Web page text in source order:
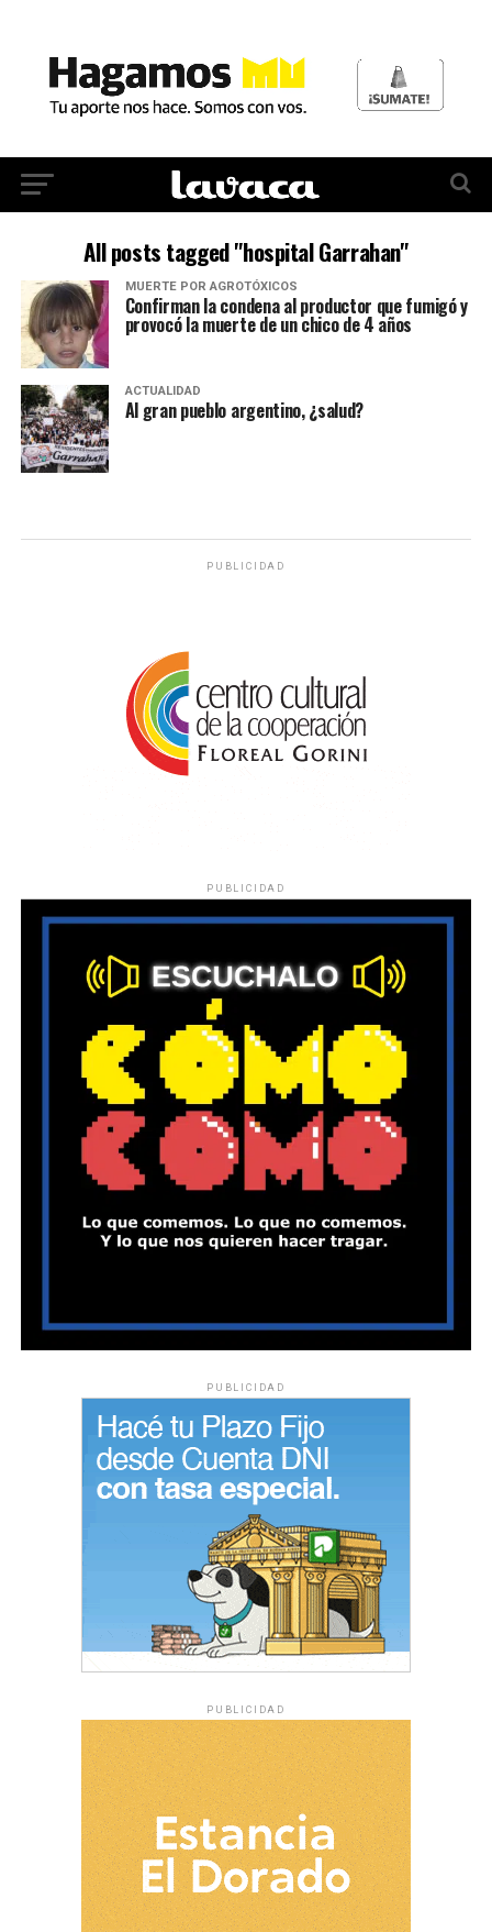
All posts tagged "hospital Garrahan"
MUERTE POR AGROTÓXICOS
Confirman la condena al productor que fumigó y
provocó la muerte de un chico de 4 años
ACTUALIDAD
Al gran pueblo argentino, ¿salud?
PUBLICIDAD
PUBLICIDAD
PUBLICIDAD
PUBLICIDAD